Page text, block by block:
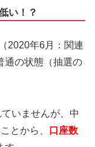
い！？
2020年6月：関連
通の状態（抽選の
いませんが、中
とから、
口座数